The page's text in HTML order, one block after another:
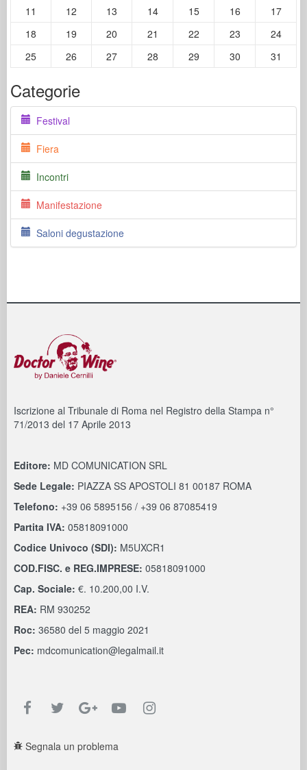
11 12 13 14 15 16
17
18
19 20 21 22 23
24
25
26 27 28 29 30 31
Categorie
Festival
Fiera
Incontri
Manifestazione
Saloni degustazione
Iscrizione al Tribunale di Roma nel Registro della Stampa n°
71/2013 del 17 Aprile 2013
Editore: MD COMUNICATION SRL
Sede Legale: PIAZZA SS APOSTOLI 81 00187 ROMA
Telefono: +39 06 5895156 / +39 06 87085419
Partita IVA: 05818091000
Codice Univoco (SDI): M5UXCR1
COD.FISC. e REG.IMPRESE: 05818091000
Cap. Sociale: €. 10.200,00 I.V.
REA: RM 930252
Roc: 36580 del 5 maggio 2021
Pec: mdcomunication@legalmail.it
Segnala un problema